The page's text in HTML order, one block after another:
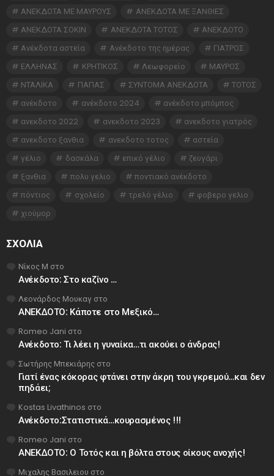
ΑΝΕΚΔΟΤΑ ΜΕ ΜΑΥΡΟΥΣ
ΑΝΕΚΔΟΤΑ ΜΕ ΞΑΝΘΙΕΣ
ΑΝΕΚΔΟΤΑ ΣΟΚΙΝ
ΑΝΕΚΔΟΤΑ ΤΟΤΟΣ
ΑΝΕΚΔΟΤΟ
Ανέκδοτα αστεία
Ανέκδοτο της ημέρας
ΓΙΑΤΡΟΣ
ΕΛΛΗΝΑΣ
ΚΡΗΤΙΚΟΣ Λεωφορείο
ΜΑΥΡΟΣ
ΝΤΑΛΙΚΑ
ΠΑΠΑΣ ΣΥΝΤΟΜΑ ΑΝΕΚΔΟΤΑ
ΤΟΤΟΣ
ανέκδοτο
ανέκδοτο 2024
ανέκδοτο μπόμπος
ανεκδοτο 2022
ανεκδοτο 2023
ανεκδοτο γιατρός
ανεκδοτο ξανθια
ανεκδοτο τοτος
αστεία
γέλιο
δασκάλα επικό γέλιο
ζευγάρι
ξανθια
πολυ γελιο
ποντιακό ανέκδοτο
πόντιος
σχολείο τρελό γέλιο
φοβερο γελιο
χιούμορ
ΣΧΌΛΙΑ
Νίκος Μ στο
Ανέκδοτο: Στο καζίνο …
Λεονάρδος Μουκαγ στο
ΑΝΕΚΔΟΤΟ: Κάποτε στο Μεξικό…
Romeo Jani στο
Ανέκδοτο: Τι λέει η γυναίκα…τι ακούει ο άνδρας!
Σωτήρης Μπεκιάρης στο
Γιατί ένας κόκορας φτάνει στην άκρη του γκρεμού…και δεν
πηδάει;
Kostas Livathinos στο
Ανέκδοτο:Στατιστικά…κουρασμένος !!!
Romeo Jani στο
ΑΝΕΚΔΟΤΟ: Ο Τοτός και η βόλτα στους οίκους ανοχής!
Μιχαλης Βασιλειου στο